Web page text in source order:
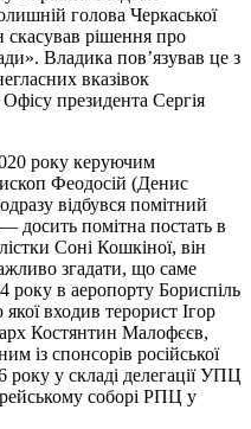
голова Черкаської
рішення про
Владика пов’язував це з
вказівок
президента Сергія
року керуючим
Феодосій (Денис
відбувся помітний
досить помітна постать в
Соні Кошкіної, він
згадати, що саме
року в аеропорту Бориспіль
входив терорист Ігор
Костянтин Малофєєв,
із спонсорів російської
року у складі делегації УПЦ
соборі РПЦ у